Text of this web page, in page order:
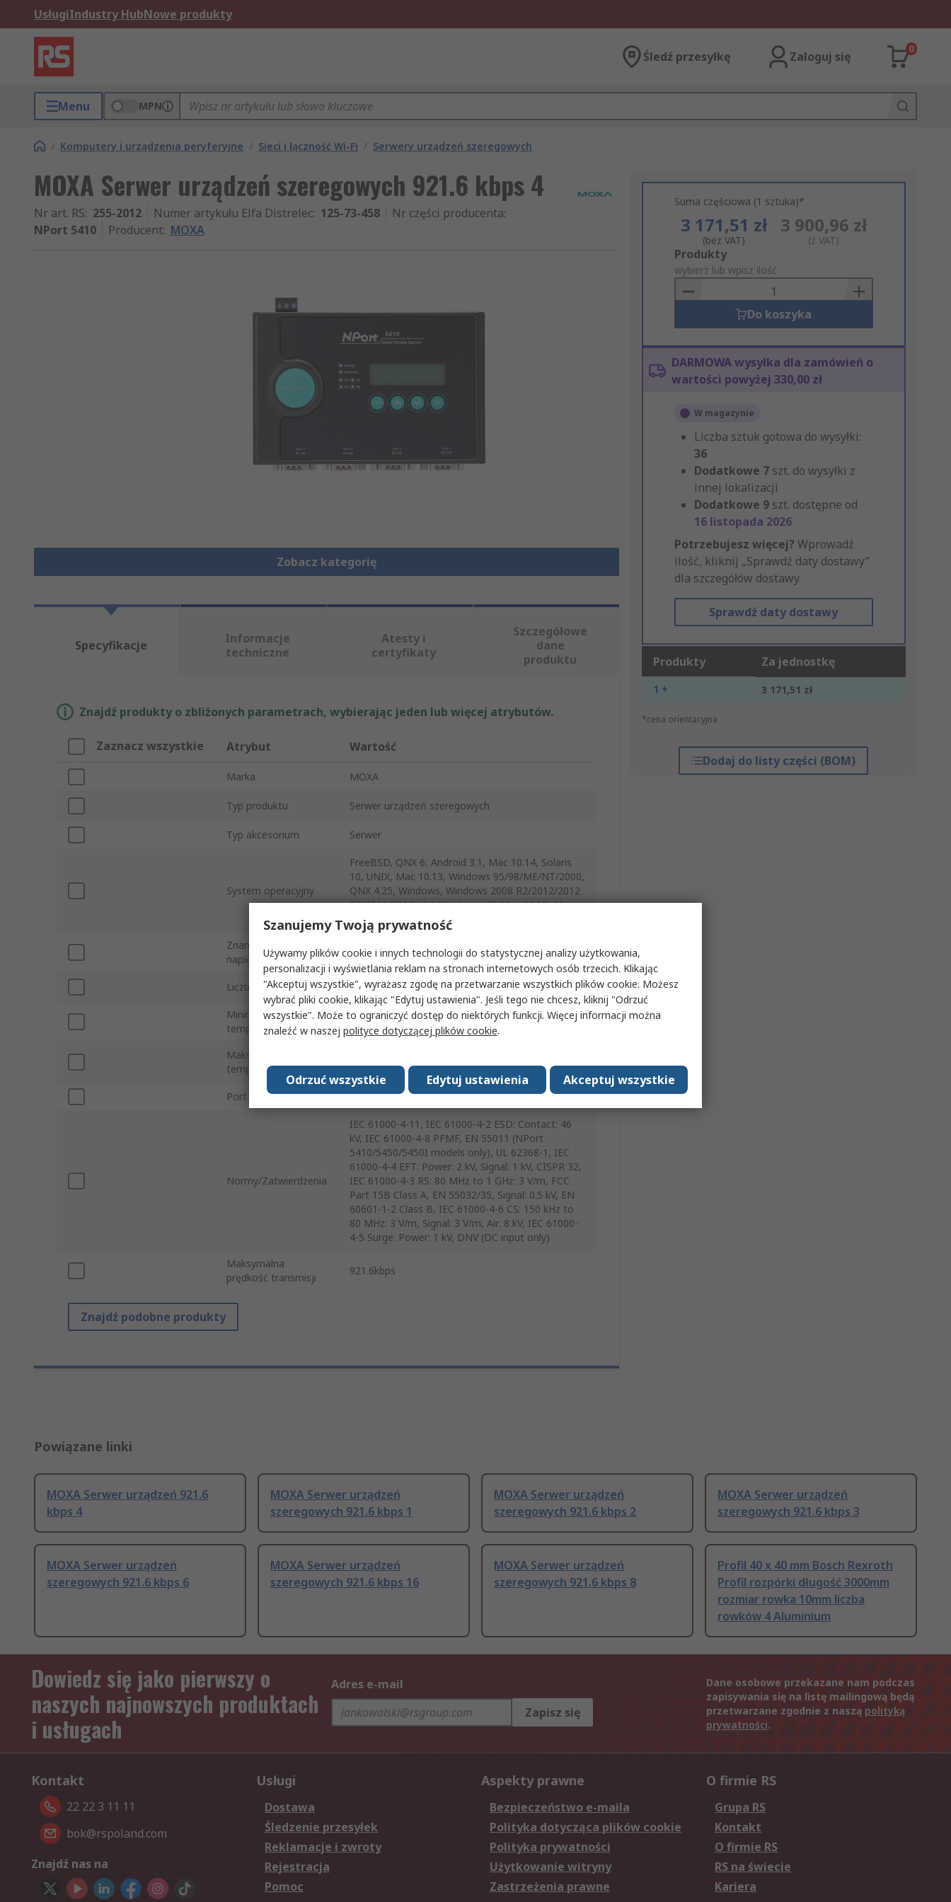
UsługiIndustry HubNowe produkty
Śledź przesyłkę Zaloguj się
0
Menu MPN
/ Komputery i urządzenia peryferyjne / Sieci i łączność Wi-Fi / Serwery urządzeń szeregowych
MOXA Serwer urządzeń szeregowych 921.6 kbps 4
Nr art. RS: 255-2012 Numer artykułu Elfa Distrelec: 125-73-458 Nr części producenta:
NPort 5410
Producent: MOXA
Zobacz kategorię
Suma częściowa (1 sztuka)*
3 171,51 zł
(bez VAT)
3 900,96 zł
(z VAT)
Add
to
Basket
Produkty
wybierz lub wpisz ilość
Do koszyka
DARMOWA wysyłka dla zamówień o
wartości powyżej 330,00 zł
W magazynie
Liczba sztuk gotowa do wysyłki:
36
Dodatkowe 7 szt. do wysyłki z
innej lokalizacji
Dodatkowe 9 szt. dostępne od
16 listopada 2026
Potrzebujesz więcej? Wprowadź
ilość, kliknij „Sprawdź daty dostawy”
dla szczegółów dostawy.
Sprawdź daty dostawy
Produkty Za jednostkę
1 + 3 171,51 zł
*cena orientacyjna
Dodaj do listy części (BOM)
Specyfikacje
Informacje
techniczne
Atesty i
certyfikaty
Szczegółowe
dane
produktu
Znajdź produkty o zbliżonych parametrach, wybierając jeden lub więcej atrybutów.
Zaznacz wszystkie Atrybut Wartość
Marka MOXA
Typ produktu Serwer urządzeń szeregowych
Typ akcesorium Serwer
System operacyjny
FreeBSD, QNX 6, Android 3.1, Mac 10.14, Solaris
10, UNIX, Mac 10.13, Windows 95/98/ME/NT/2000,
QNX 4.25, Windows, Windows 2008 R2/2012/2012
R2/2016/2019-x64, Windows XP, Mac 10.15, Mac
10.12, SCO UNIX, Mac 10, Linux
Znamionowe
napięcie zasilania
12 to 48 V dc
Liczba portów 4
Minimalna
temperatura robocza
-40°C
Maksymalna
temperatura robocza
Port połączeniowy Złącze RJ45
Normy/Zatwierdzenia
IEC 61000-4-11, IEC 61000-4-2 ESD: Contact: 46
kV, IEC 61000-4-8 PFMF, EN 55011 (NPort
5410/5450/5450I models only), UL 62368-1, IEC
61000-4-4 EFT: Power: 2 kV, Signal: 1 kV, CISPR 32,
IEC 61000-4-3 RS: 80 MHz to 1 GHz: 3 V/m, FCC
Part 15B Class A, EN 55032/35, Signal: 0.5 kV, EN
60601-1-2 Class B, IEC 61000-4-6 CS: 150 kHz to
80 MHz: 3 V/m, Signal: 3 V/m, Air: 8 kV, IEC 61000-
4-5 Surge: Power: 1 kV, DNV (DC input only)
Maksymalna
prędkość transmisji
921.6kbps
Znajdź podobne produkty
Powiązane linki
MOXA Serwer urządzeń 921.6
kbps 4
MOXA Serwer urządzeń
szeregowych 921.6 kbps 1
MOXA Serwer urządzeń
szeregowych 921.6 kbps 2
MOXA Serwer urządzeń
szeregowych 921.6 kbps 3
MOXA Serwer urządzeń
szeregowych 921.6 kbps 6
MOXA Serwer urządzeń
szeregowych 921.6 kbps 16
MOXA Serwer urządzeń
szeregowych 921.6 kbps 8
Profil 40 x 40 mm Bosch Rexroth
Profil rozpórki długość 3000mm
rozmiar rowka 10mm liczba
rowków 4 Aluminium
Dowiedz się jako pierwszy o
naszych najnowszych produktach
i usługach
Adres e-mail
Zapisz się
Dane osobowe przekazane nam podczas
zapisywania się na listę mailingową będą
przetwarzane zgodnie z naszą polityką
prywatności.
Kontakt
22 22 3 11 11
bok@rspoland.com
Znajdź nas na
Usługi
Dostawa
Śledzenie przesyłek
Reklamacje i zwroty
Rejestracja
Pomoc
Aspekty prawne
Bezpieczeństwo e-maila
Polityka dotycząca plików cookie
Polityka prywatności
Użytkowanie witryny
Zastrzeżenia prawne
O firmie RS
Grupa RS
Kontakt
O firmie RS
RS na świecie
Kariera
Szanujemy Twoją prywatność
Używamy plików cookie i innych technologii do statystycznej analizy użytkowania,
personalizacji i wyświetlania reklam na stronach internetowych osób trzecich. Klikając
"Akceptuj wszystkie", wyrażasz zgodę na przetwarzanie wszystkich plików cookie. Możesz
wybrać pliki cookie, klikając "Edytuj ustawienia". Jeśli tego nie chcesz, kliknij "Odrzuć
wszystkie". Może to ograniczyć dostęp do niektórych funkcji. Więcej informacji można
znaleźć w naszej polityce dotyczącej plików cookie.
Akceptuj wszystkie
Edytuj ustawienia
Odrzuć wszystkie